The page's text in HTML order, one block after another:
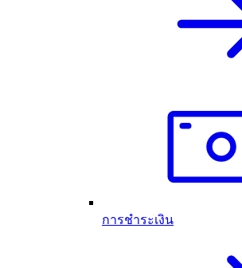
การชำระเงิน